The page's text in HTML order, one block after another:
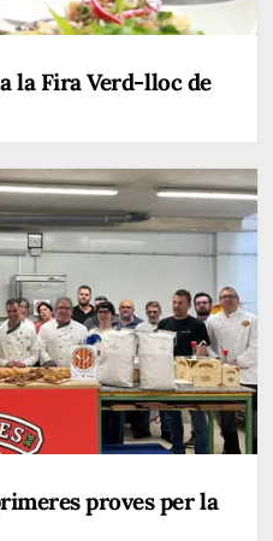
la Fira Verd-lloc de
proves per la